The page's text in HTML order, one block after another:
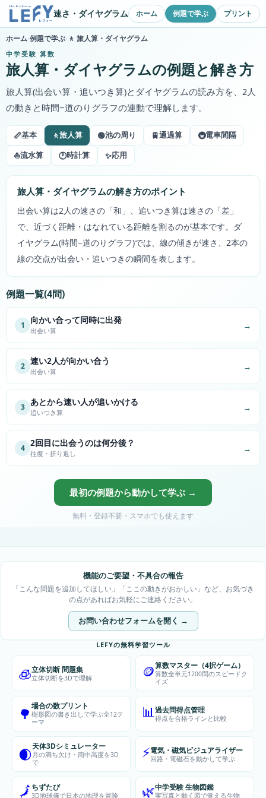
速さ・ダイヤグラム ホーム 例題で学ぶ プリント
ホーム›例題で学ぶ› 🚶 旅人算・ダイヤグラム
中学受験 算数
旅人算・ダイヤグラムの例題と解き方
旅人算(出会い算・追いつき算)とダイヤグラムの読み方を、2人
の動きと時間−道のりグラフの連動で理解します。
📏基本 🚶旅人算 🟢池の周り 🚆通過算 🚇電車間隔
⛵流水算 🕐時計算 ✨応用
旅人算・ダイヤグラムの解き方のポイント
出会い算は2人の速さの「和」、追いつき算は速さの「差」
で、近づく距離・はなれている距離を割るのが基本です。ダ
イヤグラム(時間−道のりグラフ)では、線の傾きが速さ、2本の
線の交点が出会い・追いつきの瞬間を表します。
例題一覧(4問)
1 向かい合って同時に出発
出会い算 →
2 速い2人が向かい合う
出会い算 →
3 あとから速い人が追いかける
追いつき算 →
4 2回目に出会うのは何分後？
往復・折り返し →
最初の例題から動かして学ぶ →
無料・登録不要・スマホでも使えます
機能のご要望・不具合の報告
「こんな問題を追加してほしい」「ここの動きがおかしい」など、お気づき
の点があればお気軽にご連絡ください。
お問い合わせフォームを開く →
LEFYの無料学習ツール
🧊立体切断 問題集
立体切断を3Dで理解 🪙算数マスター（4択ゲーム）
算数全単元1200問のスピードク
イズ
🌳 場合の数プリント
樹形図の書き出しで学ぶ全12テ
ーマ
📊過去問得点管理
得点を合格ラインと比較
🌒天体3Dシミュレーター
月の満ち欠け・南中高度を3D
で
⚡電気・磁気ビジュアライザー
回路・電磁石を動かして学ぶ
🗾ちずたび
3D地球儀で日本の地理を冒険 🌿中学受験 生物図鑑
実写真と動く図で覚える生物